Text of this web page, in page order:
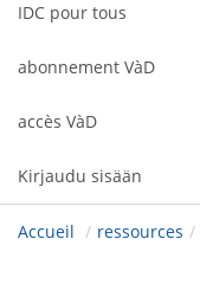
IDC pour tous
abonnement VàD
accès VàD
Kirjaudu sisään
Accueil / ressources /